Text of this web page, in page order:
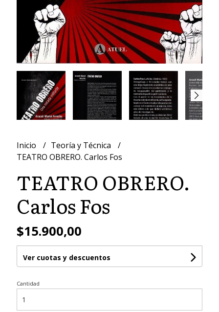
Inicio
Teoría y Técnica
TEATRO OBRERO. Carlos Fos
TEATRO OBRERO.
Carlos Fos
$15.900,00
Ver cuotas y descuentos
Cantidad